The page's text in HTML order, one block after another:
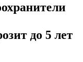
до 5 лет